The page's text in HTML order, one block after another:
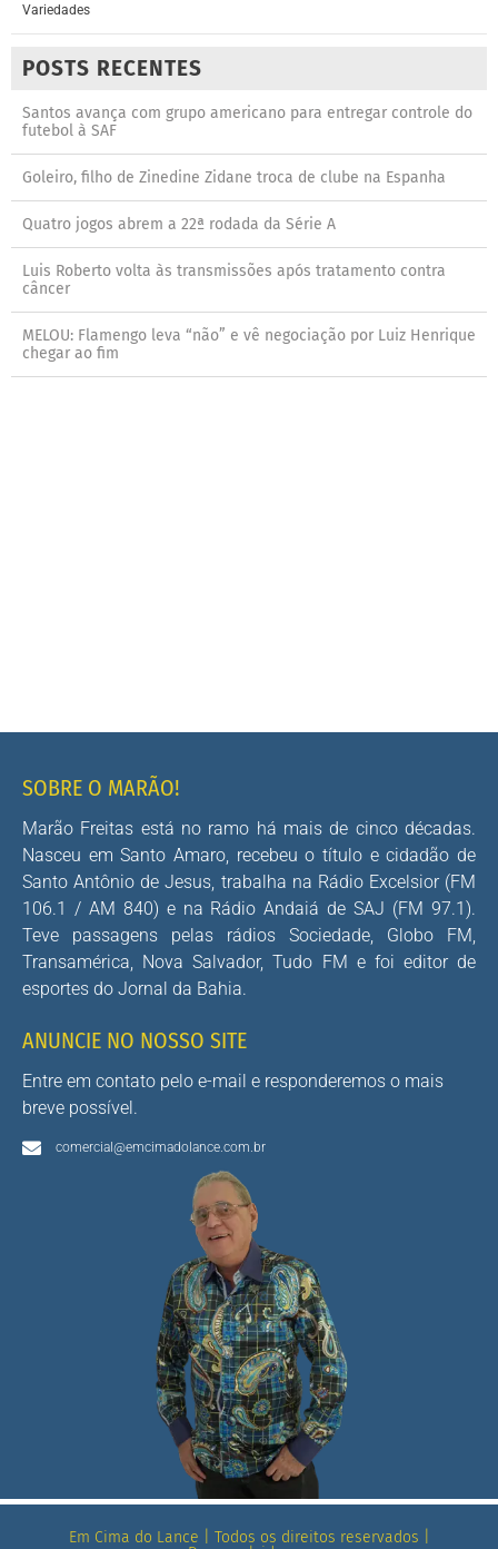
Variedades
POSTS RECENTES
Santos avança com grupo americano para entregar controle do
futebol à SAF
Goleiro, filho de Zinedine Zidane troca de clube na Espanha
Quatro jogos abrem a 22ª rodada da Série A
Luis Roberto volta às transmissões após tratamento contra
câncer
MELOU: Flamengo leva “não” e vê negociação por Luiz Henrique
chegar ao fim
SOBRE O MARÃO!
Marão Freitas está no ramo há mais de cinco décadas.
Nasceu em Santo Amaro, recebeu o título e cidadão de
Santo Antônio de Jesus, trabalha na Rádio Excelsior (FM
106.1 / AM 840) e na Rádio Andaiá de SAJ (FM 97.1).
Teve passagens pelas rádios Sociedade, Globo FM,
Transamérica, Nova Salvador, Tudo FM e foi editor de
esportes do Jornal da Bahia.
ANUNCIE NO NOSSO SITE
Entre em contato pelo e-mail e responderemos o mais
breve possível.
comercial@emcimadolance.com.br
Em Cima do Lance | Todos os direitos reservados |